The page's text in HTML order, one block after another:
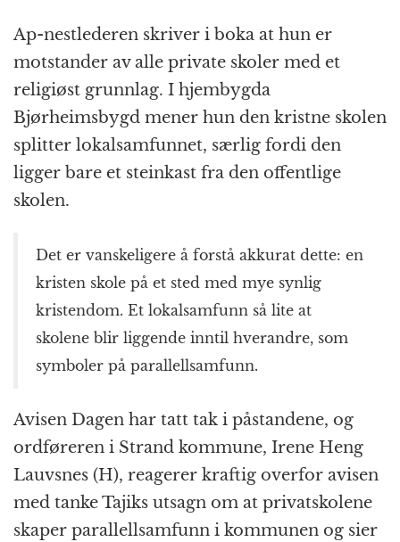
Ap-nestlederen skriver i boka at hun er
motstander av alle private skoler med et
religiøst grunnlag. I hjembygda
Bjørheimsbygd mener hun den kristne skolen
splitter lokalsamfunnet, særlig fordi den
ligger bare et steinkast fra den offentlige
skolen.
Det er vanskeligere å forstå akkurat dette: en
kristen skole på et sted med mye synlig
kristendom. Et lokalsamfunn så lite at
skolene blir liggende inntil hverandre, som
symboler på parallellsamfunn.
Avisen Dagen har tatt tak i påstandene, og
ordføreren i Strand kommune, Irene Heng
Lauvsnes (H), reagerer kraftig overfor avisen
med tanke Tajiks utsagn om at privatskolene
skaper parallellsamfunn i kommunen og sier